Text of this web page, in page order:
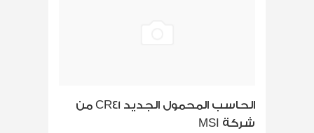
الحاسب المحمول الجديد CR41 من
شركة MSI